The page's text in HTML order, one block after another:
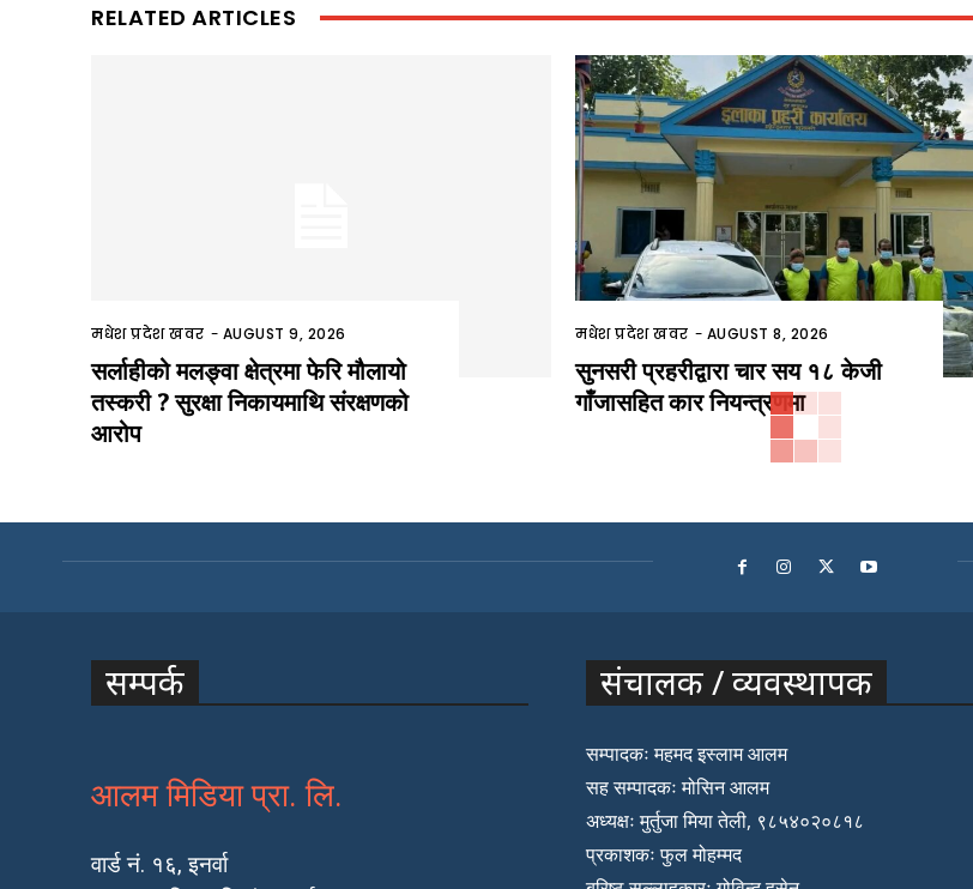
RELATED ARTICLES
मधेश प्रदेश खवर - AUGUST 9, 2026
सर्लाहीको मलङ्वा क्षेत्रमा फेरि मौलायो
तस्करी ? सुरक्षा निकायमाथि संरक्षणको
आरोप
मधेश प्रदेश खवर - AUGUST 8, 2026
सुनसरी प्रहरीद्वारा चार सय १८ केजी
गाँजासहित कार नियन्त्रणमा
सम्पर्क
आलम मिडिया प्रा. लि.
वार्ड नं. १६, इनर्वा
संचालक / व्यवस्थापक
सम्पादकः महमद इस्लाम आलम
सह सम्पादकः मोसिन आलम
अध्यक्षः मुर्तुजा मिया तेली, ९८५४०२०८१८
प्रकाशकः फुल मोहम्मद